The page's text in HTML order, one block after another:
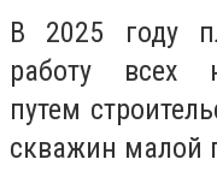
В 2025 году
работу всех
путем
скважин малой